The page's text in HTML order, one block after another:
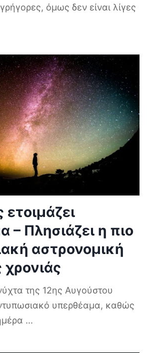
όμως δεν είναι λίγες
– Πλησιάζει η πιο
αστρονομική
της 12ης Αυγούστου
υπερθέαμα, καθώς
...